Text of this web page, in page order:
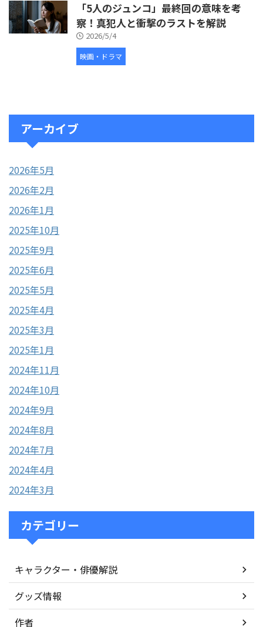
「5人のジュンコ」最終回の意味を考
察！真犯人と衝撃のラストを解説
2026/5/4
映画・ドラマ
アーカイブ
2026年5月
2026年2月
2026年1月
2025年10月
2025年9月
2025年6月
2025年5月
2025年4月
2025年3月
2025年1月
2024年11月
2024年10月
2024年9月
2024年8月
2024年7月
2024年4月
2024年3月
カテゴリー
キャラクター・俳優解説
グッズ情報
作者